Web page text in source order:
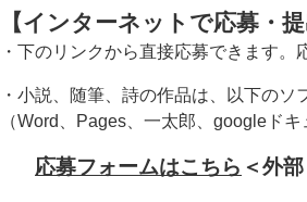
【インターネットで応募・提
・下のリンクから直接応募できます。
・小説、随筆、詩の作品は、以下の
（Word、Pages、一太郎、googleド
応募フォームはこちら ＜外